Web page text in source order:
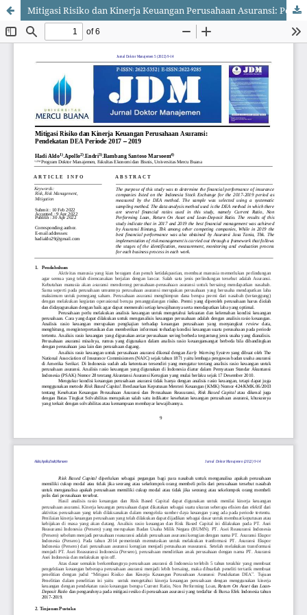
Mitigasi Risiko dan Kinerja Keuangan Perusahaan Asuransi: Pendekatan DEA Periode 2017 - 2019